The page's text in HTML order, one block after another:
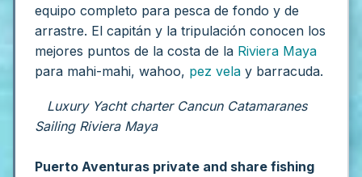
equipo completo para pesca de fondo y de
arrastre. El capitán y la tripulación conocen los
mejores puntos de la costa de la Riviera Maya
para mahi-mahi, wahoo, pez vela y barracuda.
Luxury Yacht charter Cancun Catamaranes
Sailing Riviera Maya
Puerto Aventuras private and share fishing